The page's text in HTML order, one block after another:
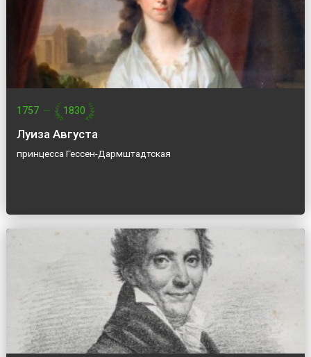
1757 — 1830
Луиза Августа
принцесса Гессен-Дармштадтская